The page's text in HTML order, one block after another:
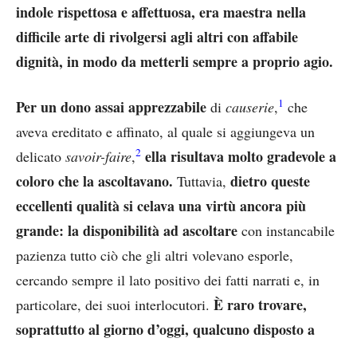
indole rispettosa e affettuosa, era maestra nella
difficile arte di rivolgersi agli altri con affabile
dignità, in modo da metterli sempre a proprio agio.
Per un dono assai apprezzabile di causerie,1 che
aveva ereditato e affinato, al quale si aggiungeva un
delicato savoir-faire,2 ella risultava molto gradevole a
coloro che la ascoltavano. Tuttavia, dietro queste
eccellenti qualità si celava una virtù ancora più
grande: la disponibilità ad ascoltare con instancabile
pazienza tutto ciò che gli altri volevano esporle,
cercando sempre il lato positivo dei fatti narrati e, in
particolare, dei suoi interlocutori. È raro trovare,
soprattutto al giorno d’oggi, qualcuno disposto a